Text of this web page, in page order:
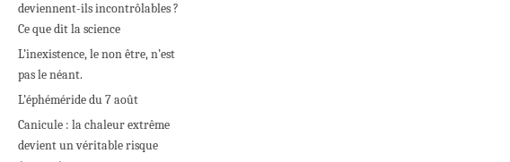
deviennent-ils incontrôlables ?
Ce que dit la science
L’inexistence, le non être, n’est
pas le néant.
L’éphéméride du 7 août
Canicule : la chaleur extrême
devient un véritable risque